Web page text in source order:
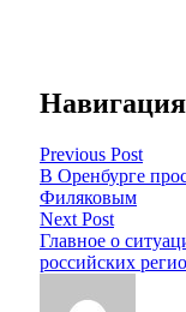
Previous Post
В Оренбурге
Филяковым
Next Post
Главное о
российских